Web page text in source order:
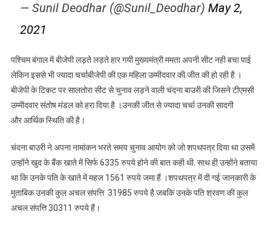
— Sunil Deodhar (@Sunil_Deodhar) May 2,
2021
पश्चिम बंगाल में बीजेपी लड़ते लड़ते हार गयी मुख्यमंत्री ममता अपनी सीट नही बचा पाई
लेकिन इससे भी ज्यादा चर्चाबीजेपी की एक महिला उम्मीदवार की जीत की हो रही है ।
बीजेपी के टिकट पर सालतोरा सीट से चुनाव लड़ने वाली चंदना बाउरी की जिसने टीएमसी
उम्मीदवार संतोष मंडल को हरा दिया है ।उनकी जीत से ज्यादा चर्चा उनकी सादगी
और आर्थिक स्थिति की है।
चंदना बाउरी ने अपना नामांकन भरते समय चुनाव आयोग को जो शपथपत्र दिया था उसमें
उन्होंने खुद के बैंक खाते में सिर्फ 6335 रुपये होने की बात कही थी. साथ ही उन्होंने बताया
था कि उनके पति के खाते में महज 1561 रुपये जमा हैं ।शपथपत्र में दी गई जानकारी के
मुताबिक उनकी कुल अचल संपत्ति 31985 रुपये है जबकि उनके पति श्रवण की कुल
अचल संपत्ति 30311 रुपये हैं।